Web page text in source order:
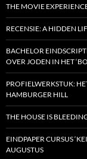
THE MOVIE
RECENSIE: A HIDDEN
BACHELOR
OVER JODEN IN HET
PROFIELWERKSTUK:
HAMBURGER HILL
THE HOUSE IS
EINDPAPER CURSUS
AUGUSTUS